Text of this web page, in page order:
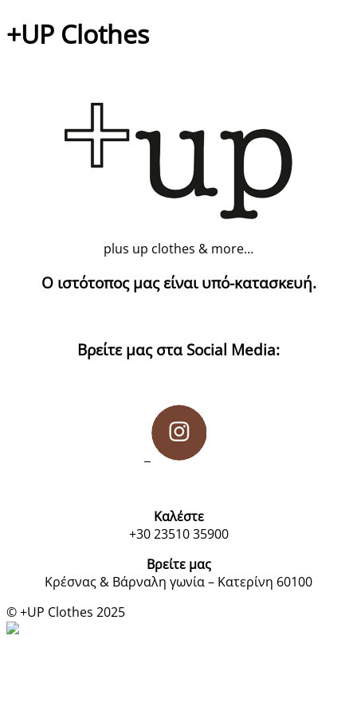
+UP Clothes
plus up clothes & more…
Ο ιστότοπος μας είναι υπό-κατασκευή.
Βρείτε μας στα Social Media:
Καλέστε
+30 23510 35900
Βρείτε μας
Κρέσνας & Βάρναλη γωνία – Κατερίνη 60100
© +UP Clothes 2025